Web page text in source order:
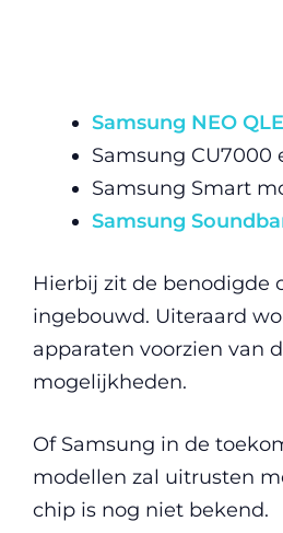
Samsung NEO
Samsung CU7000
Samsung Smart
Samsung
Hierbij zit de benodigde
ingebouwd. Uiteraard
apparaten voorzien van
mogelijkheden.
Of Samsung in de
modellen zal uitrusten
chip is nog niet bekend.